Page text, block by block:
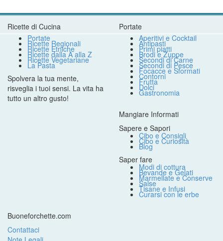
Ricette di Cucina
Portate
Ricette Regionali
Ricette Etniche
Ricette dalla A alla Z
Ricette Vegetariane
La Pasta
Spolvera la tua mente,
risveglia i tuoi sensi. La vita ha
tutto un altro gusto!
Portate
Aperitivi e Cocktail
Antipasti
Primi piatti
Brodi e Zuppe
Secondi di Carne
Secondi di Pesce
Focacce e Sformati
Contorni
Frutta
Dolci
Gastronomia
Mangiare Informati
Sapere e Sapori
Cibo e Consigli
Cibo e Curiosità
Blog
Saper fare
Modi di cottura
Bevande e Gelati
Marmellate e Conserve
Salse
Tisane e Infusi
Curarsi con le erbe
Buoneforchette.com
Contattaci